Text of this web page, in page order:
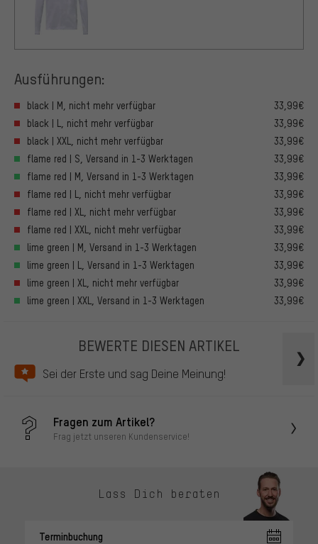
Ausführungen:
black | M, nicht mehr verfügbar
33,99€
black | L, nicht mehr verfügbar
33,99€
black | XXL, nicht mehr verfügbar
33,99€
flame red | S, Versand in 1-3 Werktagen
33,99€
flame red | M, Versand in 1-3 Werktagen
33,99€
flame red | L, nicht mehr verfügbar
33,99€
flame red | XL, nicht mehr verfügbar
33,99€
flame red | XXL, nicht mehr verfügbar
33,99€
lime green | M, Versand in 1-3 Werktagen
33,99€
lime green | L, Versand in 1-3 Werktagen
33,99€
lime green | XL, nicht mehr verfügbar
33,99€
lime green | XXL, Versand in 1-3 Werktagen
33,99€
BEWERTE DIESEN ARTIKEL
Sei der Erste und sag Deine Meinung!
Fragen zum Artikel?
Frag jetzt unseren Kundenservice!
Lass Dich beraten
Terminbuchung